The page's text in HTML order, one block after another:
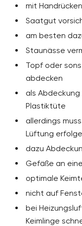
mit
Saatgut
am besten
Staunässe
Topf oder
abdecken
als
Plastiktüte
allerdings
Lüftung
dazu
Gefäße an
optimale
nicht auf
bei
Keimlinge